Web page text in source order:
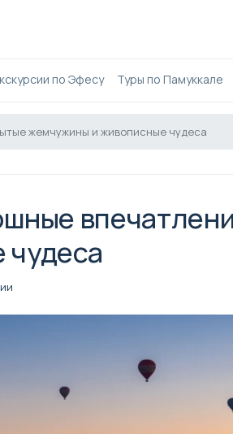
по Эфесу Туры по Памуккале
жемчужины и живописные чудеса